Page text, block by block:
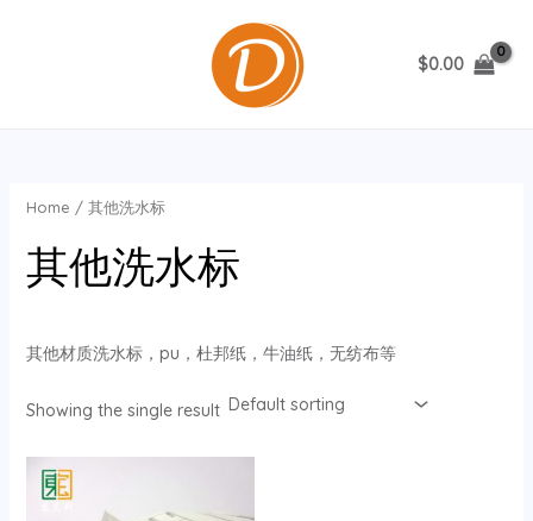
$0.00
Home / 其他洗水标
其他洗水标
其他材质洗水标，pu，杜邦纸，牛油纸，无纺布等
Showing the single result